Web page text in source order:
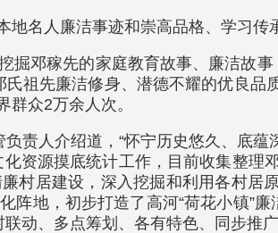
名人廉洁事迹和崇高品格、学习传
掘邓稼先的家庭教育故事、廉洁故
祖先廉洁修身、潜德不耀的优良
众2万余人次。
责人介绍道，“怀宁历史悠久、底
资源摸底统计工作，目前收集整理
村居建设，深入挖掘和利用各村居
地，初步打造了高河“荷花小镇”
动、多点筹划、各有特色、同步推广